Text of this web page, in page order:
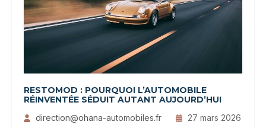
RESTOMOD : POURQUOI L’AUTOMOBILE
RÉINVENTÉE SÉDUIT AUTANT AUJOURD’HUI
direction@ohana-automobiles.fr 27 mars 2026